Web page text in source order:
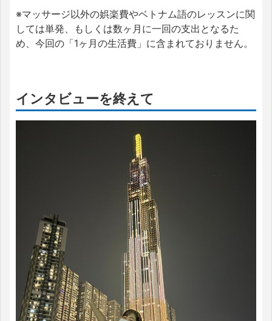
※マッサージ以外の娯楽費やベトナム語のレッスンに関
しては単発、もしくは数ヶ月に一回の支出となるた
め、今回の「1ヶ月の生活費」に含まれておりません。
インタビューを終えて